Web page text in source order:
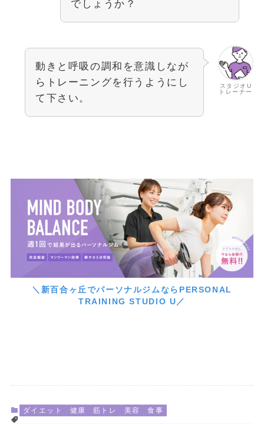
でしょうか？
スタジオU
トレーナー
動きと呼吸の調和を意識しなが
らトレーニングを行うようにし
て下さい。
＼新百合ヶ丘でパーソナルジムならPERSONAL
TRAINING STUDIO U／
ダイエット 健康 筋トレ 美容 食事